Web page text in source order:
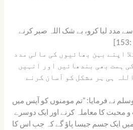
سے مدد لیا کرو، بے شک اللہ صبر کرنے
اپنے بہن بھائیوں کی مالی مدد
ہمت بھی بندھائیں اور انہیں
ہی ہر مشکل کو آسان کرنے
نے فرمایا: ”تم مومنوں کو آپس میں
کا معاملہ کرنے اور ایک دوسرے
ایک جسم جیسا پاؤ گے کہ جب اس کا